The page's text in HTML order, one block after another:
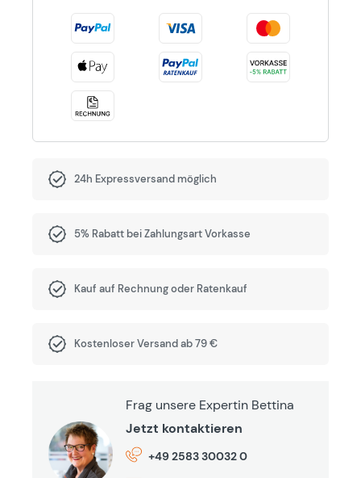
24h Expressversand möglich
5% Rabatt bei Zahlungsart Vorkasse
Kauf auf Rechnung oder Ratenkauf
Kostenloser Versand ab 79 €
Frag unsere Expertin Bettina
Jetzt kontaktieren
+49 2583 30032 0